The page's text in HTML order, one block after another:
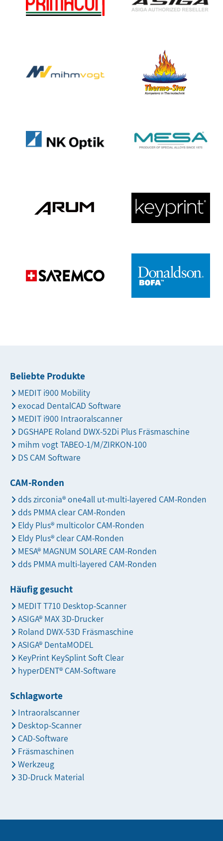
Beliebte Produkte
MEDIT i900 Mobility
exocad DentalCAD Software
MEDIT i900 Intraoralscanner
DGSHAPE Roland DWX-52Di Plus Fräsmaschine
mihm vogt TABEO-1/M/ZIRKON-100
DS CAM Software
CAM-Ronden
dds zirconia® one4all ut-multi-layered CAM-Ronden
dds PMMA clear CAM-Ronden
Eldy Plus® multicolor CAM-Ronden
Eldy Plus® clear CAM-Ronden
MESA® MAGNUM SOLARE CAM-Ronden
dds PMMA multi-layered CAM-Ronden
Häufig gesucht
MEDIT T710 Desktop-Scanner
ASIGA® MAX 3D-Drucker
Roland DWX-53D Fräsmaschine
ASIGA® DentaMODEL
KeyPrint KeySplint Soft Clear
hyperDENT® CAM-Software
Schlagworte
Intraoralscanner
Desktop-Scanner
CAD-Software
Fräsmaschinen
Werkzeug
3D-Druck Material